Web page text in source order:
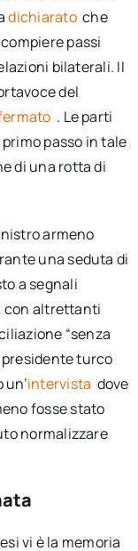
dichiarato che
passi
bilaterali. Il
del
. Le parti
passo in tale
di una rotta di
armeno
una seduta di
a segnali
con altrettanti
“senza
presidente turco
intervista dove
fosse stato
normalizzare
vi è la memoria